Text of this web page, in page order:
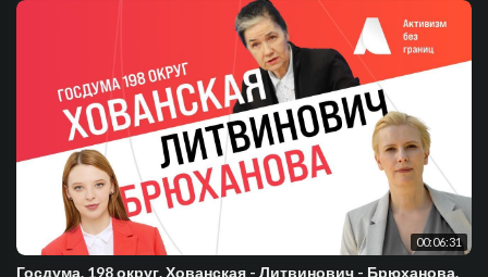
00:06:31
Госдума. 198 округ. Хованская - Литвинович - Брюханова.